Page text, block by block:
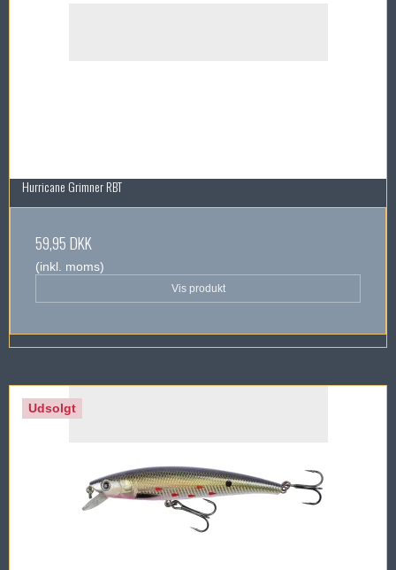
Hurricane Grimner RBT
59,95 DKK
(inkl. moms)
Vis produkt
Udsolgt